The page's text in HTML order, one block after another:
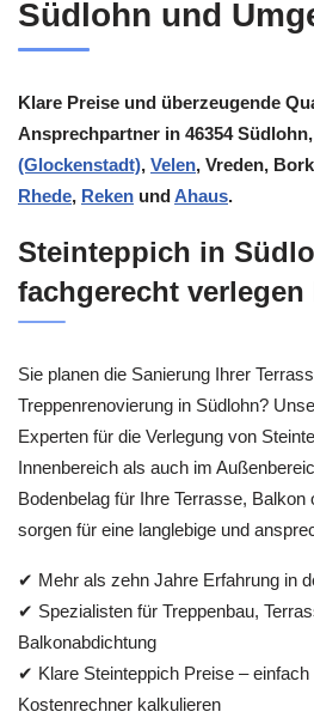
Südlohn und
Klare Preise und überzeugende
Ansprechpartner in 46354 Südlohn,
(Glockenstadt), Velen, Vreden,
Rhede, Reken undAhaus.
Steinteppich in
fachgerecht verlegen
Sie planen die Sanierung Ihrer
Treppenrenovierung in Südlohn?
Experten für die Verlegung von
Innenbereich als auch im
Bodenbelag für Ihre Terrasse, Balkon
sorgen für eine langlebige und
✔ Mehr als zehn Jahre Erfahrung in
✔ Spezialisten für Treppenbau,
Balkonabdichtung
✔ Klare Steinteppich Preise –
Kostenrechner kalkulieren